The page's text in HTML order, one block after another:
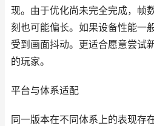
现。由于优化尚未完全完成，帧
刻也可能偏长。如果设备性能一
受到画面抖动。更适合愿意尝试
的玩家。
平台与体系适配
同一版本在不同体系上的表现存